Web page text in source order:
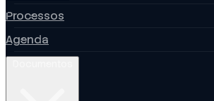
Processos
Agenda